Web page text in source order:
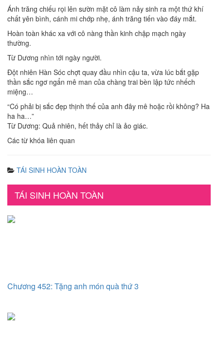
Ánh trăng chiếu rọi lên sườn mặt cô làm nảy sinh ra một thứ khí
chất yên bình, cánh mi chớp nhẹ, ánh trăng tiến vào đáy mắt.
Hoàn toàn khác xa với cô nàng thần kinh chập mạch ngày
thường.
Từ Dương nhìn tới ngày người.
Đột nhiên Hàn Sóc chợt quay đầu nhìn cậu ta, vừa lúc bắt gặp
thần sắc ngơ ngẩn mê man của chàng trai bèn lập tức nhếch
miệng…
“Có phải bị sắc đẹp thịnh thế của anh đây mê hoặc rồi không? Ha
ha ha…”
Từ Dương: Quả nhiên, hết thảy chỉ là ảo giác.
Các từ khóa liên quan
TÁI SINH HOÀN TOÀN
TÁI SINH HOÀN TOÀN
Chương 452: Tặng anh món quà thứ 3